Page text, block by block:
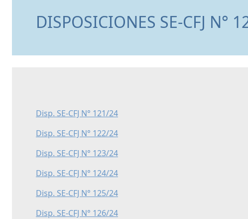
DISPOSICIONES SE-CFJ N°
Disp. SE-CFJ N° 121/24
Disp. SE-CFJ N° 122/24
Disp. SE-CFJ N° 123/24
Disp. SE-CFJ N° 124/24
Disp. SE-CFJ N° 125/24
Disp. SE-CFJ N° 126/24